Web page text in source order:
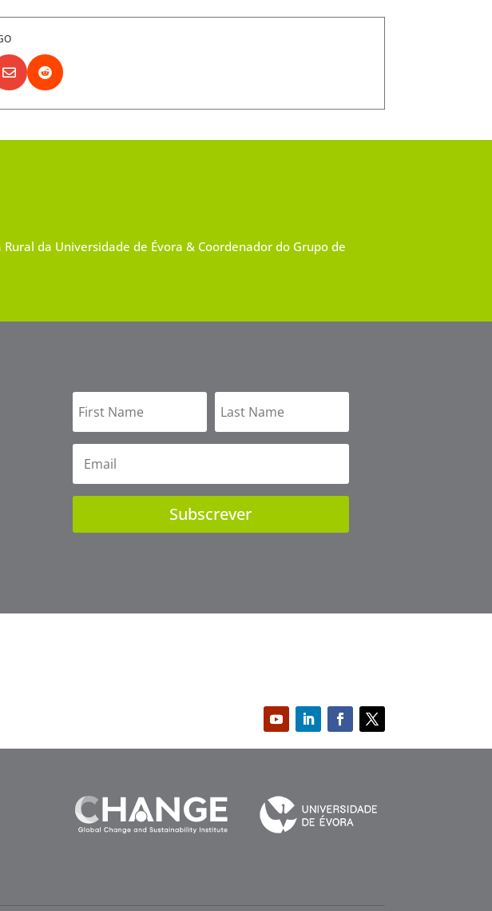
 
da Universidade de Évora & Coordenador do Grupo de
Subscrever